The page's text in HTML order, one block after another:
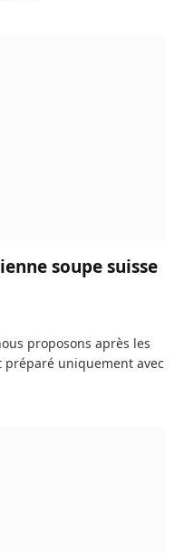
soupe suisse
proposons après les
préparé uniquement avec